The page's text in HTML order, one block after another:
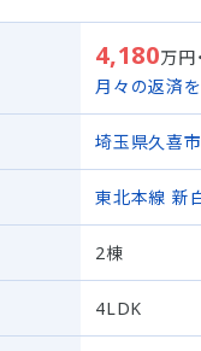
4,180万円・
月々の返済
埼玉県久喜市
東北本線 新
2棟
4LDK